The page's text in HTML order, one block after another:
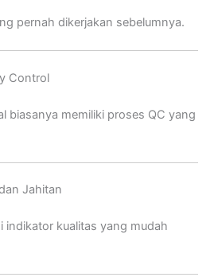
pernah dikerjakan sebelumnya.
Control
biasanya memiliki proses QC yang
Jahitan
indikator kualitas yang mudah